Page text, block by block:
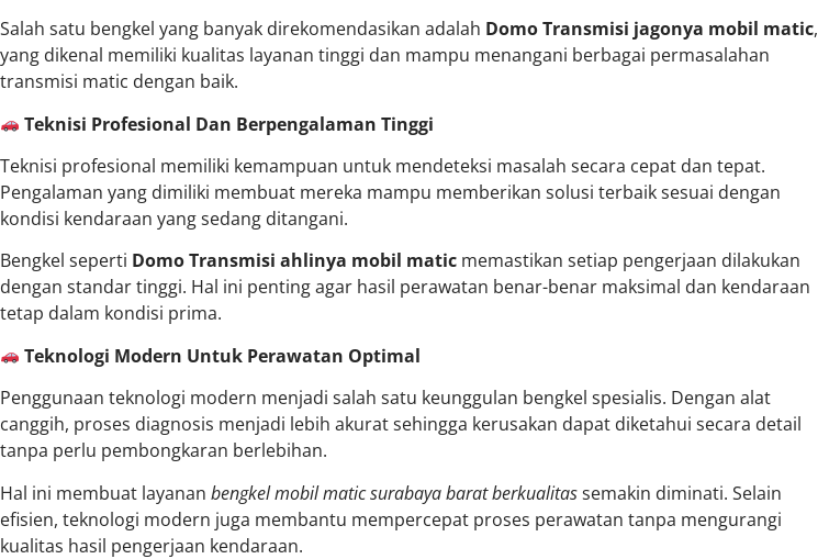
Salah satu bengkel yang banyak direkomendasikan adalah Domo Transmisi jagonya mobil matic,
yang dikenal memiliki kualitas layanan tinggi dan mampu menangani berbagai permasalahan
transmisi matic dengan baik.
Teknisi Profesional Dan Berpengalaman Tinggi
Teknisi profesional memiliki kemampuan untuk mendeteksi masalah secara cepat dan tepat.
Pengalaman yang dimiliki membuat mereka mampu memberikan solusi terbaik sesuai dengan
kondisi kendaraan yang sedang ditangani.
Bengkel seperti Domo Transmisi ahlinya mobil matic memastikan setiap pengerjaan dilakukan
dengan standar tinggi. Hal ini penting agar hasil perawatan benar-benar maksimal dan kendaraan
tetap dalam kondisi prima.
Teknologi Modern Untuk Perawatan Optimal
Penggunaan teknologi modern menjadi salah satu keunggulan bengkel spesialis. Dengan alat
canggih, proses diagnosis menjadi lebih akurat sehingga kerusakan dapat diketahui secara detail
tanpa perlu pembongkaran berlebihan.
Hal ini membuat layanan bengkel mobil matic surabaya barat berkualitassemakin diminati. Selain
efisien, teknologi modern juga membantu mempercepat proses perawatan tanpa mengurangi
kualitas hasil pengerjaan kendaraan.